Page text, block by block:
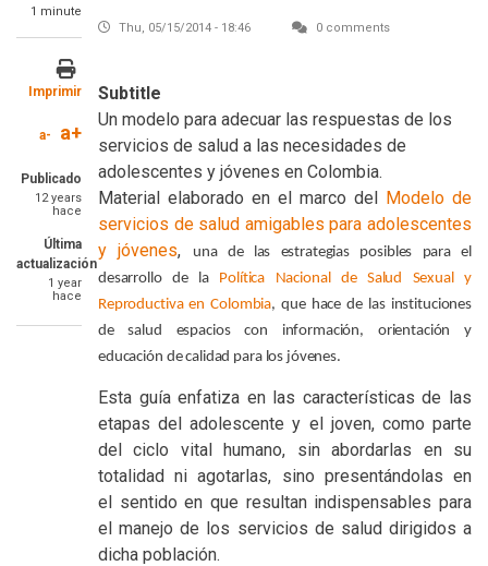
1 minute
Imprimir
a- a+
Publicado
12 years
hace
Última
actualización
1 year
hace
Thu, 05/15/2014 - 18:46 0 comments
Subtitle
Un modelo para adecuar las respuestas de los
servicios de salud a las necesidades de
adolescentes y jóvenes en Colombia.
SummaryText
Material elaborado en el marco del Modelo de
servicios de salud amigables para adolescentes
y jóvenes,
una de las estrategias posibles para el
desarrollo de la Política Nacional de Salud Sexual y
Reproductiva en Colombia, que hace de las instituciones
de salud espacios con información, orientación y
educación de calidad para los jóvenes.
Esta guía enfatiza en las características de las
etapas del adolescente y el joven, como parte
del ciclo vital humano, sin abordarlas en su
totalidad ni agotarlas, sino presentándolas en
el sentido en que resultan indispensables para
el manejo de los servicios de salud dirigidos a
dicha población.